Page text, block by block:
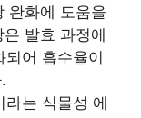
완화에 도움을
발효 과정에
어 흡수율이
라는 식물성 에